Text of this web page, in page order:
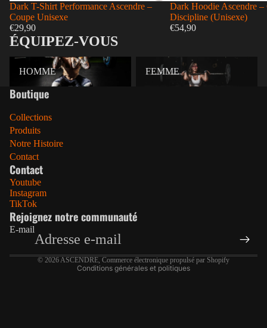
Dark T-Shirt Performance Ascendre –
Coupe Unisexe
€29,90
Dark Hoodie Ascendre
Discipline (Unisexe)
€54,90
ÉQUIPEZ-VOUS
HOMME
HOMME
FEMME
Boutique
Collections
Produits
Notre Histoire
Contact
Contact
Youtube
Instagram
TikTok
Rejoignez notre communauté
E-mail
© 2026 ASCENDRE Commerce électronique propulsé par Shopify
Conditions générales et politiques
Politique de confidentialité
Politique de remboursement
Conditions d’utilisation
Politique d’expédition
Conditions générales de vente
Mentions légales